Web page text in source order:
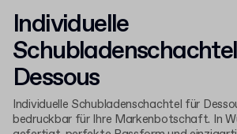
Individuelle
Dessous
Individuelle Schubladenschachtel für
bedruckbar für Ihre Markenbotschaft. In